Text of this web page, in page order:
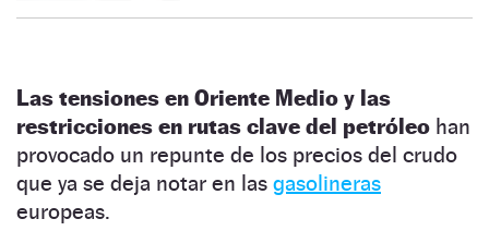
Las tensiones en Oriente Medio y las
restricciones en rutas clave del petróleo han
provocado un repunte de los precios del crudo
que ya se deja notar en las gasolineras
europeas.